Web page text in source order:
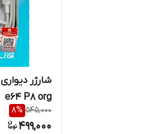
e64 P8 org
545,000
8%
499,000